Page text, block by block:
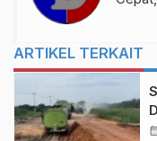
ARTIKEL TERKAIT